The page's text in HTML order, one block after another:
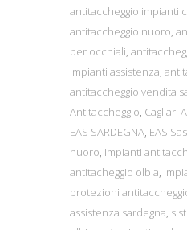
antitaccheggio impianti
antitaccheggio nuoro,
per occhiali,
impianti assistenza,
antitaccheggio vendita
Antitaccheggio, Cagliari
EAS SARDEGNA, EAS
nuoro, impianti
antitacheggio olbia,
protezioni
assistenza sardegna,